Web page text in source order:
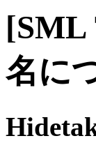
[SML
名に